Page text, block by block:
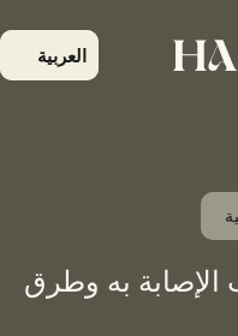
العربية
الإصابة به وطرق